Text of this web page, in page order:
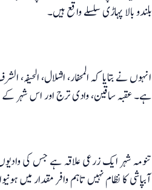
بلندو بالا پہاڑی سلسلے واقع ہیں۔
انہوں نے بتایا کہ المحفار، الشلال،
ہے۔ عقبہ ساقین، وادی ترج اور اس شہر
تنومہ شہر ایک زرعی علاقہ ہے جس کی
آبپاشی کا نظام نہیں تاہم وافر مقدار میں